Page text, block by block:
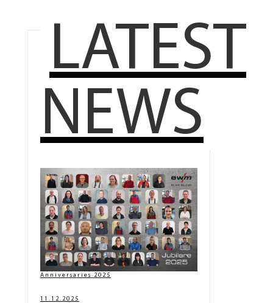
LATEST
NEWS
Anniversaries 2025
11.12.2025